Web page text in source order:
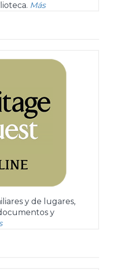
Más
y de lugares,
y